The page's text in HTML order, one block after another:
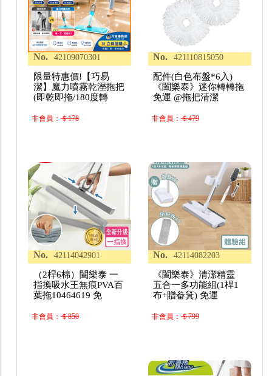
No. 42109070301
限量特惠價!【巧易
潔】魔力噴霧乾溼拖把
(即乾即拖/180度轉
非會員：＄178
No. 421110815050
配件(白色布盤*6入)
《闔樂泰》迷你轉轉拖
免運 @拖把清潔
非會員：＄479
No. 42114042901
（2桿6棉）闔樂泰 一
指換吸水王無痕PVA百
葉拖10464619 免
非會員：＄850
No. 42114082203
《闔樂泰》清潔精靈
五合一多功能組(1桿1
布+贈畚箕) 免運
非會員：＄799